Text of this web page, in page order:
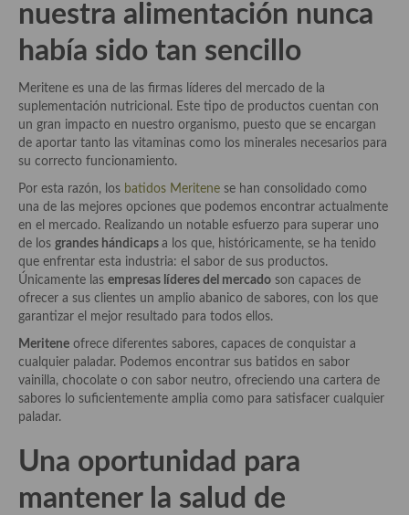
Acompañamientos
Airfryer recetas
Aderezos, salsas, vinagretas, especias, hierbas aromáticas o
aditivos
Especias, mezclas de especias
Hierbas aromáticas
Aceites
Mojos y pastas
Sales y polvos
Adobos
Aperitivos
Bocadillos, hamburguesas, sándwich, emparedados, tostas y
demás
nuestra alimentación nunca
había sido tan sencillo
Meritene es una de las firmas líderes del mercado de la
suplementación nutricional. Este tipo de productos cuentan con
un gran impacto en nuestro organismo, puesto que se encargan
de aportar tanto las vitaminas como los minerales necesarios para
su correcto funcionamiento.
Por esta razón, los batidos Meritene se han consolidado como
una de las mejores opciones que podemos encontrar actualmente
en el mercado. Realizando un notable esfuerzo para superar uno
de los grandes hándicaps a los que, históricamente, se ha tenido
que enfrentar esta industria: el sabor de sus productos.
Únicamente las empresas líderes del mercado son capaces de
ofrecer a sus clientes un amplio abanico de sabores, con los que
garantizar el mejor resultado para todos ellos.
Meritene ofrece diferentes sabores, capaces de conquistar a
cualquier paladar. Podemos encontrar sus batidos en sabor
vainilla, chocolate o con sabor neutro, ofreciendo una cartera de
sabores lo suficientemente amplia como para satisfacer cualquier
paladar.
Una oportunidad para
mantener la salud de